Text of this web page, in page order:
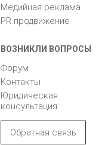
Медийная реклама
PR продвижение
ВОЗНИКЛИ ВОПРОСЫ
Форум
Контакты
Юридическая
консультация
Обратная связь